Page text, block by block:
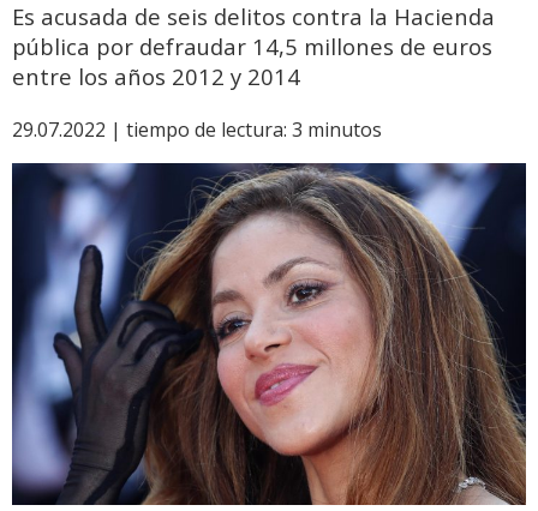
Es acusada de seis delitos contra la Hacienda
pública por defraudar 14,5 millones de euros
entre los años 2012 y 2014
29.07.2022 | tiempo de lectura: 3 minutos